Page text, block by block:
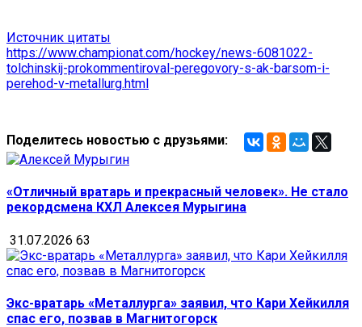
Источник цитаты
https://www.championat.com/hockey/news-6081022-
tolchinskij-prokommentiroval-peregovory-s-ak-barsom-i-
perehod-v-metallurg.html
Поделитесь новостью с друзьями:
«Отличный вратарь и прекрасный человек». Не стало
рекордсмена КХЛ Алексея Мурыгина
31.07.2026 63
Экс-вратарь «Металлурга» заявил, что Кари Хейкилля
спас его, позвав в Магнитогорск